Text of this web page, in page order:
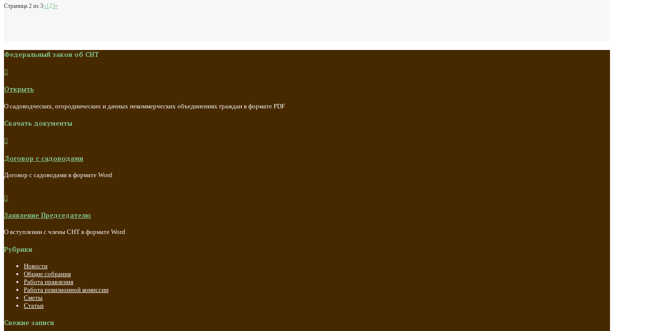
Страница 2 из 3«123»
Федеральный закон об СНТ

Открыть
О садоводческих, огороднических и дачных некоммерческих объединениях граждан в формате PDF
Скачать документы

Договор с садоводами
Договор с садоводами в формате Word

Заявление Председателю
О вступлении с члены СНТ в формате Word
Рубрики
Новости
Общие собрания
Работа правления
Работа ревизионной комиссии
Сметы
Статьи
Свежие записи